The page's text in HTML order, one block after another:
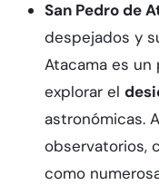
San Pedro de
despejados y
Atacama es
explorar el
astronómicas.
observatorios,
como